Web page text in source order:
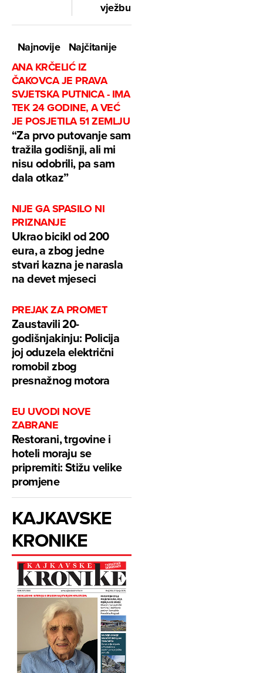
vježbu
Najnovije
Najčitanije
ANA KRČELIĆ IZ
ČAKOVCA JE PRAVA
SVJETSKA PUTNICA - IMA
TEK 24 GODINE, A VEĆ
JE POSJETILA 51 ZEMLJU
“Za prvo putovanje sam
tražila godišnji, ali mi
nisu odobrili, pa sam
dala otkaz”
NIJE GA SPASILO NI
PRIZNANJE
Ukrao bicikl od 200
eura, a zbog jedne
stvari kazna je narasla
na devet mjeseci
PREJAK ZA PROMET
Zaustavili 20-
godišnjakinju: Policija
joj oduzela električni
romobil zbog
presnažnog motora
EU UVODI NOVE
ZABRANE
Restorani, trgovine i
hoteli moraju se
pripremiti: Stižu velike
promjene
KAJKAVSKE
KRONIKE